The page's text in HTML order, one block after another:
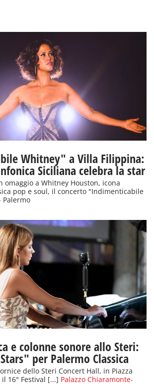
Whitney" a Villa Filippina:
Siciliana celebra la star
omaggio a Whitney Houston, icona
pop e soul, il concerto "Indimenticabile
Palermo
e colonne sonore allo Steri:
per Palermo Classica
dello Steri Concert Hall, in Piazza
16° Festival [...] Palazzo Chiaramonte-